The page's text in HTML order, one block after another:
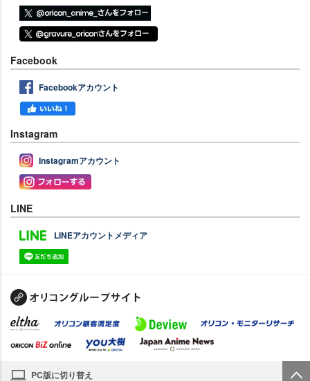
Facebook
Facebookアカウント
Instagram
Instagramアカウント
LINE
LINEアカウントメディア
PC版に切り替え